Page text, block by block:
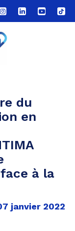
Lien
vers
le
compte
Lien
vers
Lien
vers
Lien
vers
du
en
à la
janvier 2022